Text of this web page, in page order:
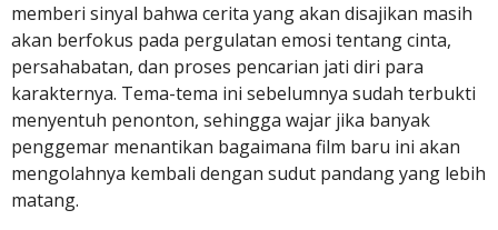
memberi sinyal bahwa cerita yang akan disajikan masih
akan berfokus pada pergulatan emosi tentang cinta,
persahabatan, dan proses pencarian jati diri para
karakternya. Tema-tema ini sebelumnya sudah terbukti
menyentuh penonton, sehingga wajar jika banyak
penggemar menantikan bagaimana film baru ini akan
mengolahnya kembali dengan sudut pandang yang lebih
matang.